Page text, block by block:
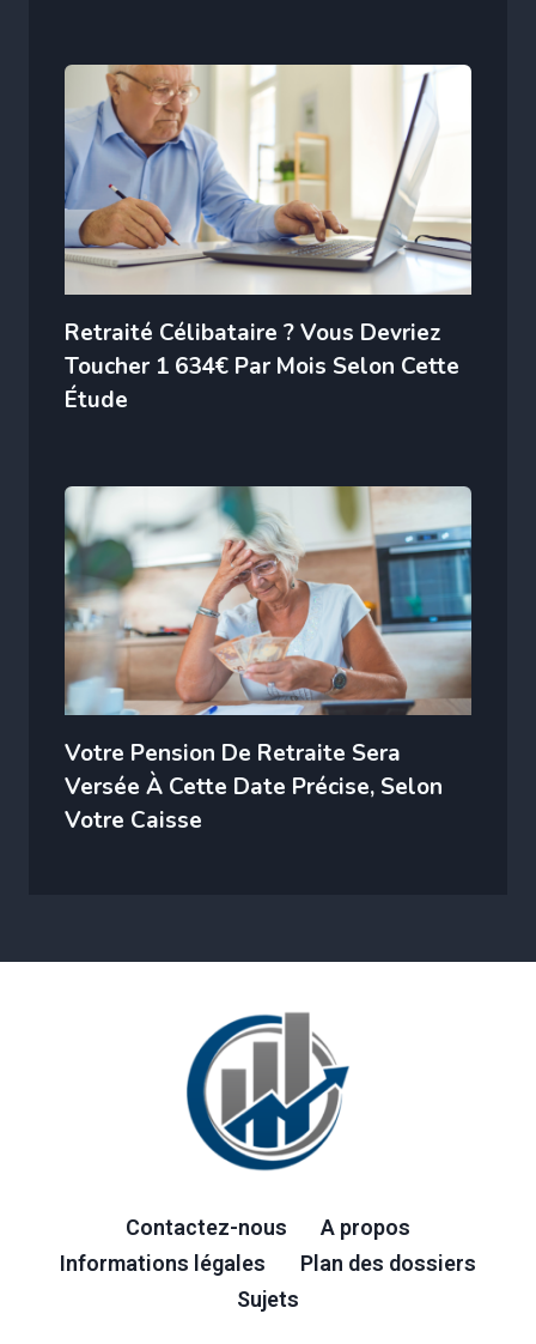
Retraité Célibataire ? Vous Devriez
Toucher 1 634€ Par Mois Selon Cette
Étude
Votre Pension De Retraite Sera
Versée À Cette Date Précise, Selon
Votre Caisse
Contactez-nous
A propos
Informations légales
Plan des dossiers
Sujets